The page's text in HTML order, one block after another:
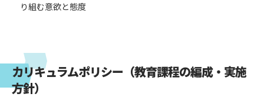
り組む意欲と態度
カリキュラムポリシー（教育課程の編成・実施
方針）